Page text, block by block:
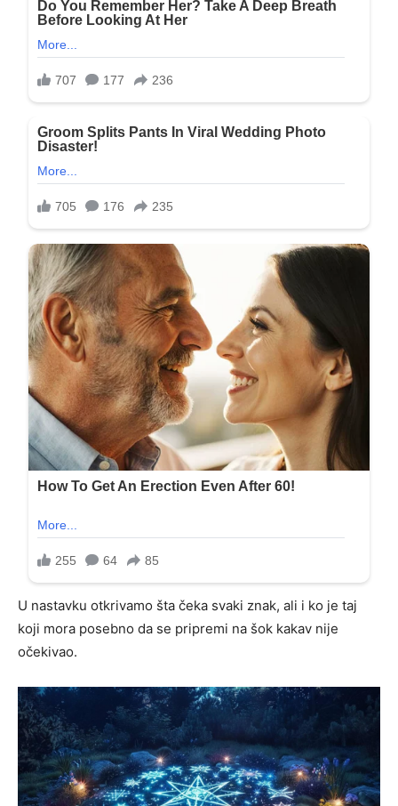
U nastavku otkrivamo šta čeka svaki znak, ali i ko je taj
koji mora posebno da se pripremi na šok kakav nije
očekivao.